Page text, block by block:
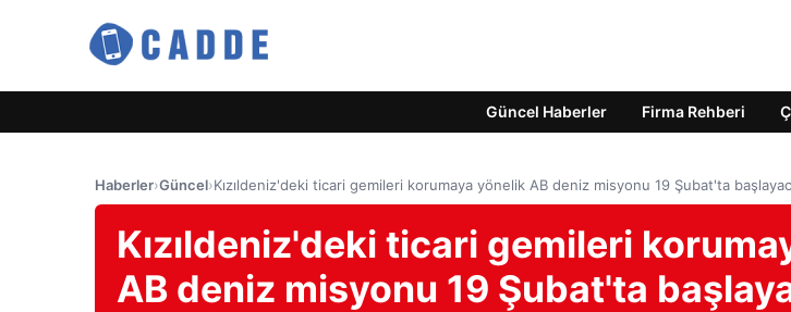
Güncel Haberler Firma Rehberi
Haberler›Güncel›Kızıldeniz'deki ticari gemileri korumaya yönelik AB deniz misyonu 19 Şubat'ta
Kızıldeniz'deki ticari gemileri
AB deniz misyonu 19 Şubat'ta